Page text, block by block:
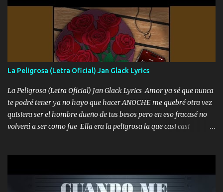
coronamos Se jala los marciales Y sus guitarras ya van sonando
Un gallardo me prendo Para agarrar el vuelo y la mente y
tranquilizando Tomense un buen trago Y así es como empezamos
los versos que voy cantando (Music) A vido alta y bajas La carreta
se atora Pero nunca le aflojamos Ya me han pasado cosas Y
aunque ustedes no sepan Pero la vida es muy corta Hay que
echarle chingazos Y seguir trabajando porque nada es...
La Peligrosa (Letra Oficial) Jan Glack Lyrics
La Peligrosa (Letra Oficial) Jan Glack Lyrics Amor ya sé que nunca
te podré tener ya no hayo que hacer ANOCHE me quebré otra vez
quisiera ser el hombre dueño de tus besos pero en eso fracasé no
volverá a ser como fue Ella era la peligrosa la que casi casi
Música Amar me duele estoy rodeado de mujeres pero solo
quieren billetes y yo que solo ocupo verte Recuerdo echábamos